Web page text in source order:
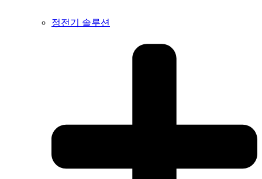
정전기 솔루션